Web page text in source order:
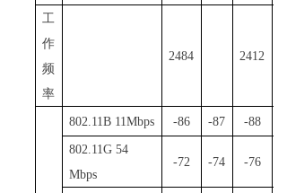
工
作
频
率
2484 2412
802.11B11Mbps -86 -87 -88
802.11G 54
Mbps
-72 -74 -76